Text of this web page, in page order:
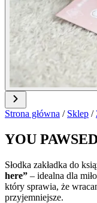
Strona główna / Sklep /
YOU
Słodka zakładka do
here” – idealna dla
który sprawia, że
przyjemniejsze.